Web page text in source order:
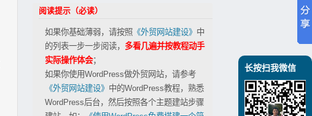
阅读提示（必读）
如果你基础薄弱，请按照 《外贸网站建设》 中
的列表一步一步阅读， 多看几遍并按教程动手
实际操作体会；
如果你使用WordPress做外贸网站，请参考
《外贸网站建设》 中的WordPress教程，熟悉
WordPress后台，然后按照各个主题建站步骤
长按扫我微信